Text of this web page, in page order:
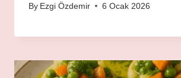
By Ezgi Özdemir 6 Ocak 2026